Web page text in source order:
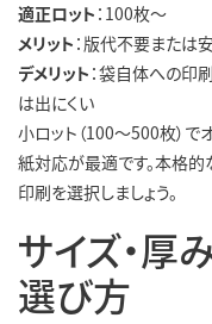
適正ロット ：100枚〜
メリット ：版代不要または
デメリット ：袋自体への印
は出にくい
小ロット（100〜500枚）で
紙対応が最適です。本格的
印刷を選択しましょう。
サイズ・厚
選び方